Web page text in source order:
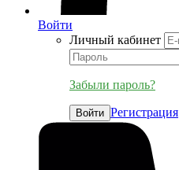
Войти
Личный кабинет
Забыли пароль?
Войти Регистрация